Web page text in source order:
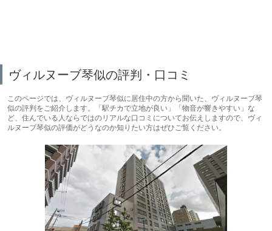
ヴィルヌーブ琴似の評判・口コミ
このページでは、ヴィルヌーブ琴似に居住中の方から聞いた、ヴィルヌーブ琴
似の評判をご紹介します。「駅チカで立地が良い」「物音が響きやすい」な
ど、住んでいる人ならではのリアルな口コミについてお伝えしますので、ヴィ
ルヌーブ琴似の評価がどうなのか知りたい方はぜひご覧ください。